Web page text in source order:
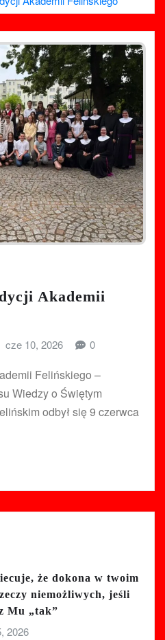
Akademii
cze 10, 2026 0
Felińskiego –
Wiedzy o Świętym
odbył się 9 czerwca
że dokona w twoim
niemożliwych, jeśli
Mu „tak”
2026